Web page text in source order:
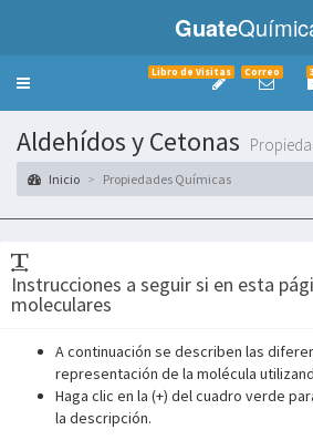
Guate
Toggle
Libro de Visitas Correo
Aldehídos y Cetonas
Inicio Propiedades Químicas
Instrucciones a seguir si en esta
moleculares
A continuación se describen las
representación de la molécula
Haga clic en la (+) del cuadro verde
la descripción.